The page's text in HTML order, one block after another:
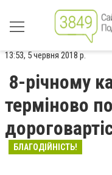
13:53, 5 червня 2018 р.
8-річному
терміново
БЛАГОДІЙНІСТЬ!